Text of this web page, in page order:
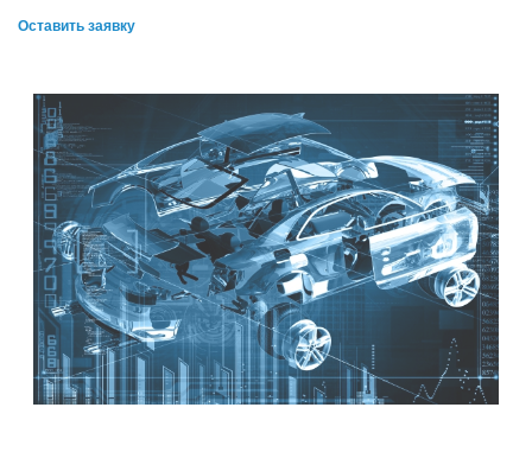
Оставить заявку